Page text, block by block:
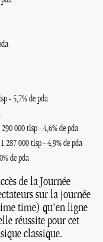
- 5,7% de pda
290 000 tlsp - 4,6% de pda
287 000 tlsp - 4,9% de pda
de pda
de la Journée
sur la journée
time) qu’en ligne
réussite pour cet
classique.